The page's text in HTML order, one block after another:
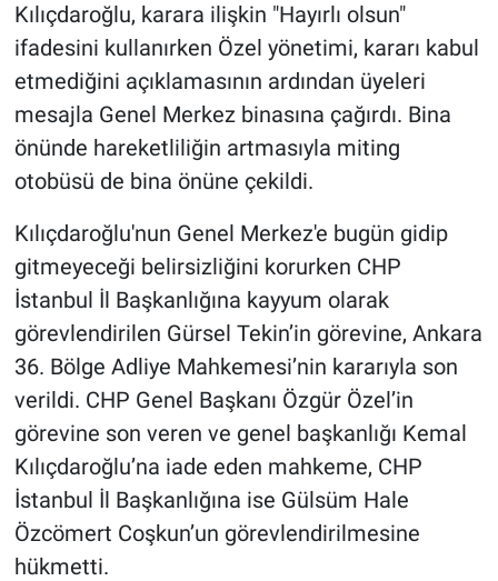
Kılıçdaroğlu, karara ilişkin "Hayırlı olsun"
ifadesini kullanırken Özel yönetimi, kararı kabul
etmediğini açıklamasının ardından üyeleri
mesajla Genel Merkez binasına çağırdı. Bina
önünde hareketliliğin artmasıyla miting
otobüsü de bina önüne çekildi.
Kılıçdaroğlu'nun Genel Merkez'e bugün gidip
gitmeyeceği belirsizliğini korurken CHP
İstanbul İl Başkanlığına kayyum olarak
görevlendirilen Gürsel Tekin’in görevine, Ankara
36. Bölge Adliye Mahkemesi’nin kararıyla son
verildi. CHP Genel Başkanı Özgür Özel’in
görevine son veren ve genel başkanlığı Kemal
Kılıçdaroğlu’na iade eden mahkeme, CHP
İstanbul İl Başkanlığına ise Gülsüm Hale
Özcömert Coşkun’un görevlendirilmesine
hükmetti.